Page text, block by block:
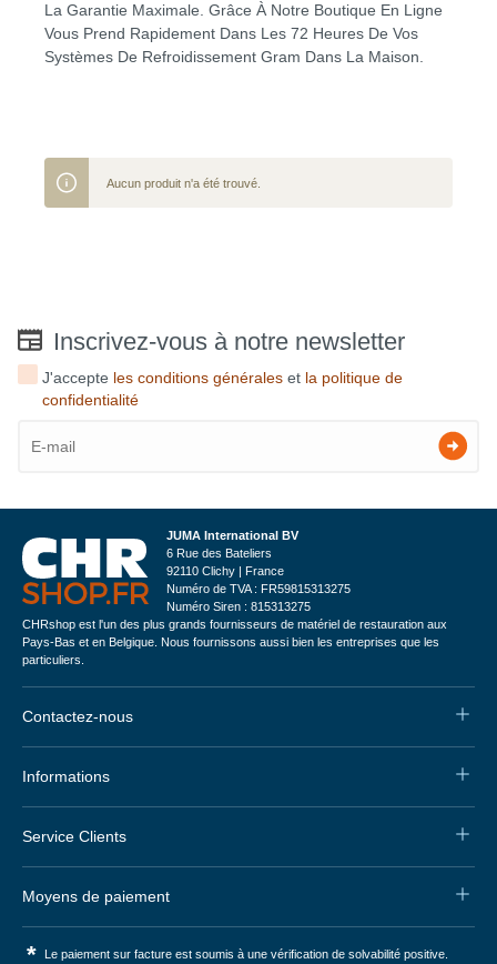
La Garantie Maximale. Grâce À Notre Boutique En Ligne
Vous Prend Rapidement Dans Les 72 Heures De Vos
Systèmes De Refroidissement Gram Dans La Maison.
Aucun produit n'a été trouvé.
Inscrivez-vous à notre newsletter
J'accepte les conditions générales et la politique de
confidentialité
JUMA International BV
6 Rue des Bateliers
92110 Clichy | France
Numéro de TVA : FR59815313275
Numéro Siren : 815313275
CHRshop est l'un des plus grands fournisseurs de matériel de restauration aux
Pays-Bas et en Belgique. Nous fournissons aussi bien les entreprises que les
particuliers.
Contactez-nous
Informations
Service Clients
Moyens de paiement
* Le paiement sur facture est soumis à une vérification de solvabilité positive.